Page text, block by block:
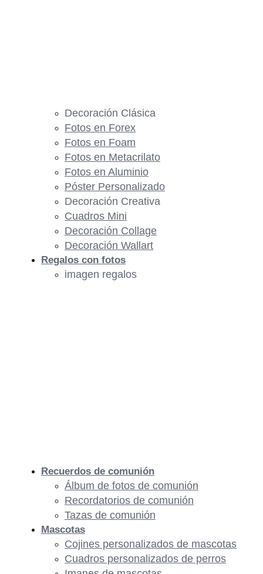
Decoración Clásica
Fotos en Forex
Fotos en Foam
Fotos en Metacrilato
Fotos en Aluminio
Póster Personalizado
Decoración Creativa
Cuadros Mini
Decoración Collage
Decoración Wallart
Regalos con fotos
imagen regalos
Recuerdos de comunión
Álbum de fotos de comunión
Recordatorios de comunión
Tazas de comunión
Mascotas
Cojines personalizados de mascotas
Cuadros personalizados de perros